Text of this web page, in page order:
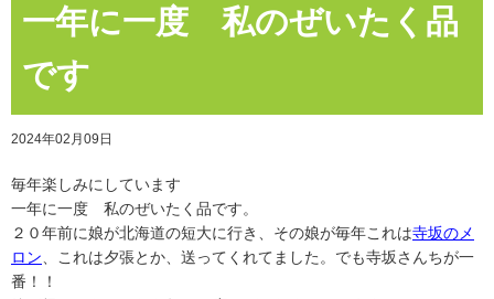
一年に一度 私のぜいたく品
です
2024年02月09日
毎年楽しみにしています
一年に一度 私のぜいたく品です。
２０年前に娘が北海道の短大に行き、その娘が毎年これは寺坂のメ
ロン 、これは夕張とか、送ってくれてました。でも寺坂さんちが一
番！！